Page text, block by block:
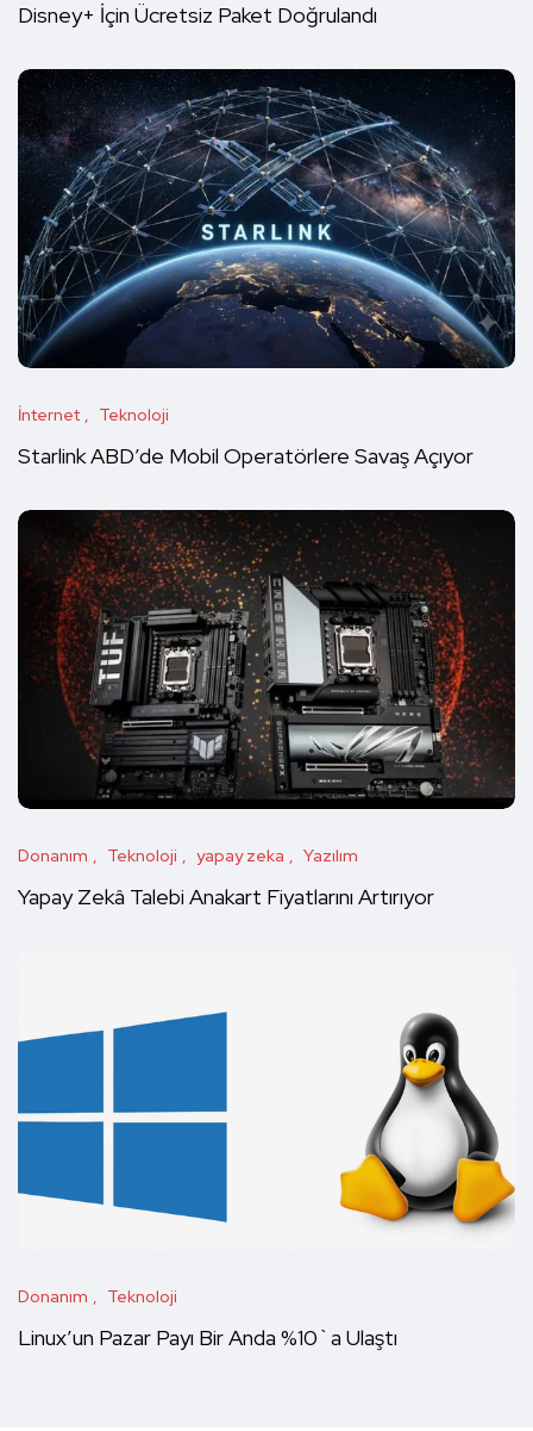
Disney+ İçin Ücretsiz Paket Doğrulandı
İnternet Teknoloji
Starlink ABD’de Mobil Operatörlere Savaş Açıyor
Donanım Teknoloji yapay zeka Yazılım
Yapay Zekâ Talebi Anakart Fiyatlarını Artırıyor
Donanım Teknoloji
Linux’un Pazar Payı Bir Anda %10`a Ulaştı